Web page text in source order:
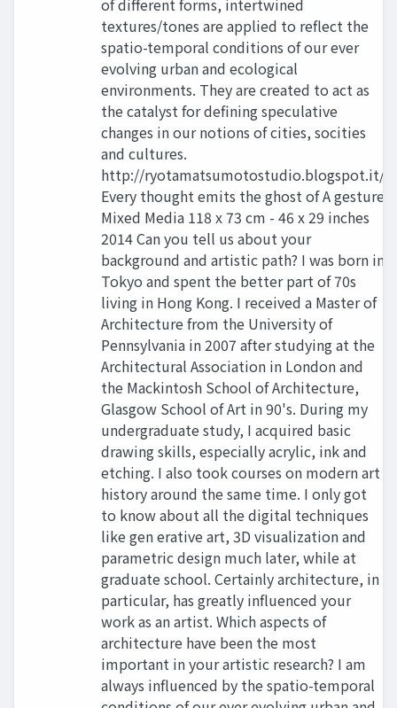
of different forms, intertwined
textures/tones are applied to reflect the
spatio-temporal conditions of our ever
evolving urban and ecological
environments. They are created to act as
the catalyst for defining speculative
changes in our notions of cities, socities
and cultures.
http://ryotamatsumotostudio.blogspot.it/
Every thought emits the ghost of A gesture
Mixed Media 118 x 73 cm - 46 x 29 inches
2014 Can you tell us about your
background and artistic path? I was born in
Tokyo and spent the better part of 70s
living in Hong Kong. I received a Master of
Architecture from the University of
Pennsylvania in 2007 after studying at the
Architectural Association in London and
the Mackintosh School of Architecture,
Glasgow School of Art in 90's. During my
undergraduate study, I acquired basic
drawing skills, especially acrylic, ink and
etching. I also took courses on modern art
history around the same time. I only got
to know about all the digital techniques
like gen erative art, 3D visualization and
parametric design much later, while at
graduate school. Certainly architecture, in
particular, has greatly influenced your
work as an artist. Which aspects of
architecture have been the most
important in your artistic research? I am
always influenced by the spatio-temporal